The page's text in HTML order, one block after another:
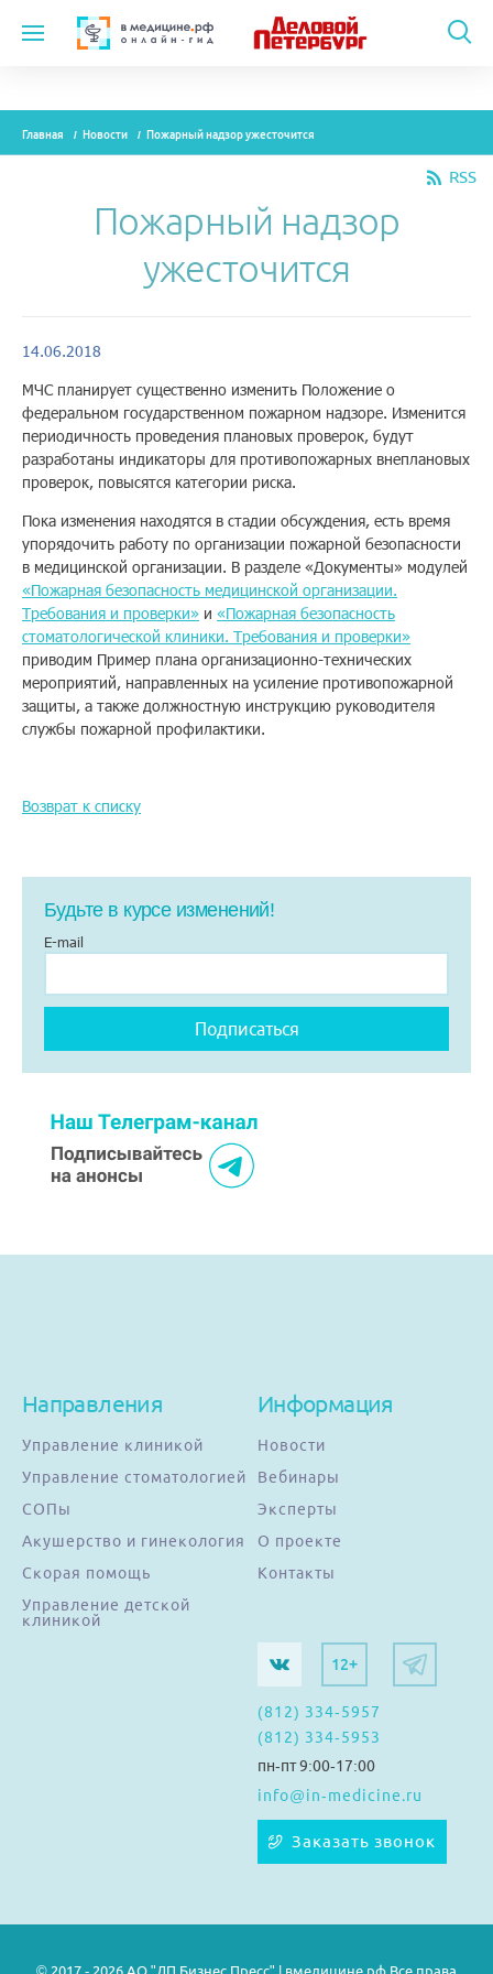
Модули
Рекламодателям
О проекте
Контакты
Помощь
Заказать звонок
Тарифы
Подписка
Корзина
Главная Новости Пожарный надзор ужесточится
RSS
Пожарный надзор
ужесточится
14.06.2018
МЧС планирует существенно изменить Положение о
федеральном государственном пожарном надзоре. Изменится
периодичность проведения плановых проверок, будут
разработаны индикаторы для противопожарных внеплановых
проверок, повысятся категории риска.
Пока изменения находятся в стадии обсуждения, есть время
упорядочить работу по организации пожарной безопасности
в медицинской организации. В разделе «Документы» модулей
«Пожарная безопасность медицинской организации.
Требования и проверки» и «Пожарная безопасность
стоматологической клиники. Требования и проверки»
приводим Пример плана организационно-технических
мероприятий, направленных на усиление противопожарной
защиты, а также должностную инструкцию руководителя
службы пожарной профилактики.
Возврат к списку
Будьте в курсе изменений!
E-mail
Направления
Управление клиникой
Управление стоматологией
СОПы
Акушерство и гинекология
Скорая помощь
Управление детской
клиникой
Информация
Новости
Вебинары
Эксперты
О проекте
Контакты
12+
(812) 334-5957
(812) 334-5953
пн-пт 9:00-17:00
info@in-medicine.ru
Заказать звонок